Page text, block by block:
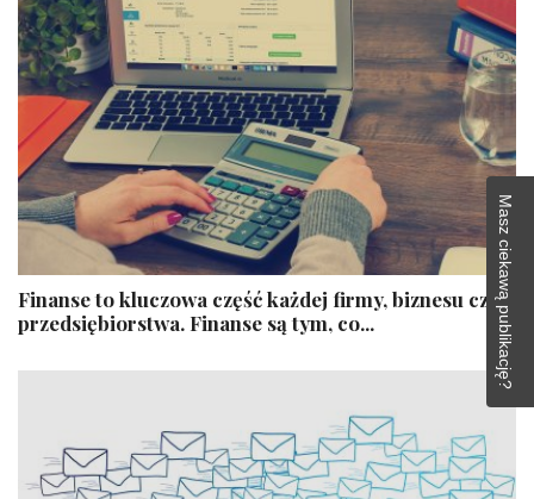
Finanse to kluczowa część każdej firmy, biznesu czy
przedsiębiorstwa. Finanse są tym, co...
Masz ciekawą publikację?